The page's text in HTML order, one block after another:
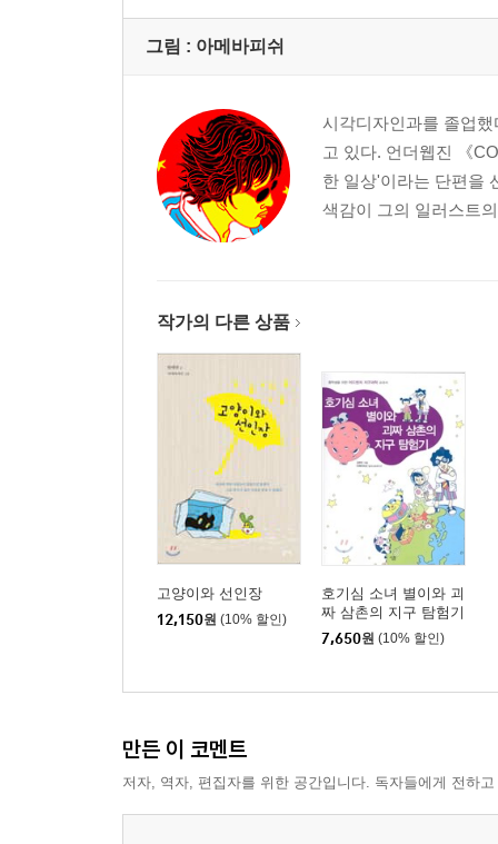
그림 : 아메바피쉬
시각디자인과를 졸업
고 있다. 언더웹진 《
한 일상'이라는 단편을
색감이 그의 일러스트
작가의 다른 상품
고양이와 선인장
12,150원 (10% 할인)
호기심 소녀 별이와 괴
짜 삼촌의 지구 탐험기
7,650원 (10% 할인)
만든 이 코멘트
저자, 역자, 편집자를 위한 공간입니다. 독자들에게 전하